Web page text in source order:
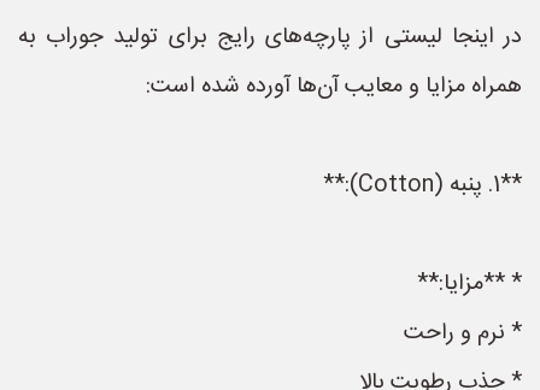
در اینجا لیستی از پارچه‌های رایج برای تولید جوراب به
همراه مزایا و معایب آن‌ها آورده شده است:
**1. پنبه (Cotton):**
* **مزایا:**
* نرم و راحت
* جذب رطوبت بالا